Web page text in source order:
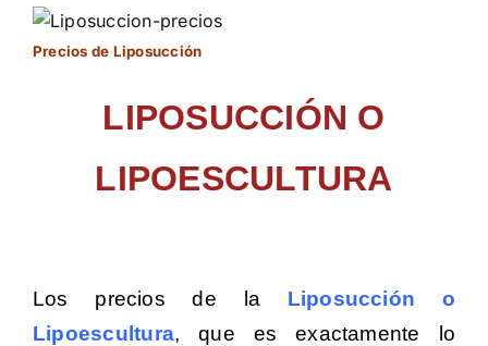
Precios de Liposucción
LIPOSUCCIÓN O
LIPOESCULTURA
Los precios de la
Liposucción o
Lipoescultura,que es exactamente lo